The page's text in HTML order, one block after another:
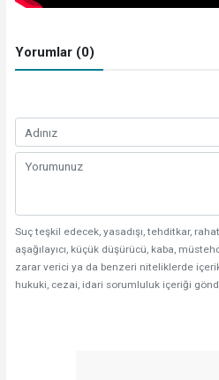
Yorumlar (0)
Suç teşkil edecek, yasadışı, tehditkar,
aşağılayıcı, küçük düşürücü, kaba,
zarar verici ya da benzeri niteliklerde
hukuki, cezai, idari sorumluluk içeriği